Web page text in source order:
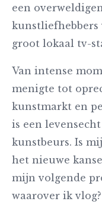
een
kunstliefhebbers
groot lokaal tv-
Van intense
menigte tot
kunstmarkt en
is een
kunstbeurs. Is
het nieuwe
mijn volgende
waarover ik vlog?